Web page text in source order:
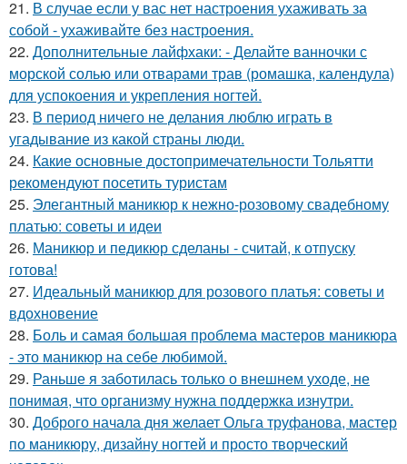
21. В случае если у вас нет настроения ухаживать за
собой - ухаживайте без настроения.
22. Дополнительные лайфхаки: - Делайте ванночки с
морской солью или отварами трав (ромашка, календула)
для успокоения и укрепления ногтей.
23. В период ничего не делания люблю играть в
угадывание из какой страны люди.
24. Какие основные достопримечательности Тольятти
рекомендуют посетить туристам
25. Элегантный маникюр к нежно-розовому свадебному
платью: советы и идеи
26. Маникюр и педикюр сделаны - считай, к отпуску
готова!
27. Идеальный маникюр для розового платья: советы и
вдохновение
28. Боль и самая большая проблема мастеров маникюра
- это маникюр на себе любимой.
29. Раньше я заботилась только о внешнем уходе, не
понимая, что организму нужна поддержка изнутри.
30. Доброго начала дня желает Ольга труфанова, мастер
по маникюру, дизайну ногтей и просто творческий